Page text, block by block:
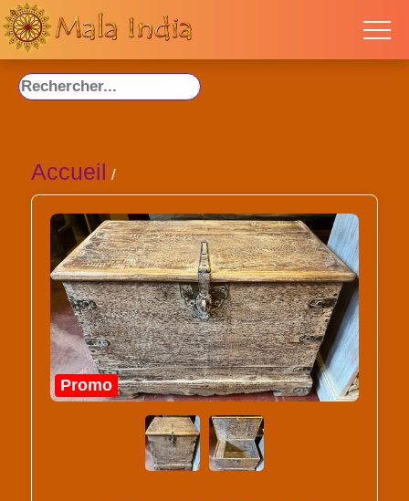
Accueil /
Promo